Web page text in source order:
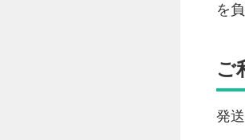
を
ご
発